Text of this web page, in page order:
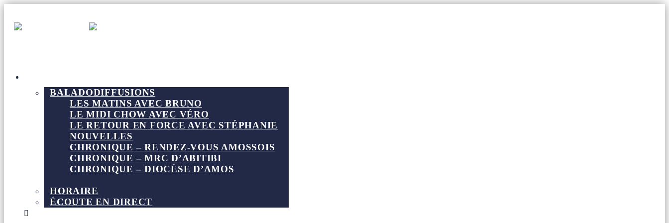
BALADODIFFUSIONS
LES MATINS AVEC BRUNO
LE MIDI CHOW AVEC VÉRO
LE RETOUR EN FORCE AVEC STÉPHANIE
NOUVELLES
CHRONIQUE – RENDEZ-VOUS AMOSSOIS
CHRONIQUE – MRC D’ABITIBI
CHRONIQUE – DIOCÈSE D’AMOS
HORAIRE
ÉCOUTE EN DIRECT